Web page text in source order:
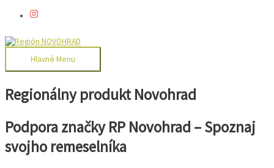
Hlavné Menu
Regionálny produkt Novohrad
Podpora značky RP Novohrad – Spoznaj
svojho remeselníka